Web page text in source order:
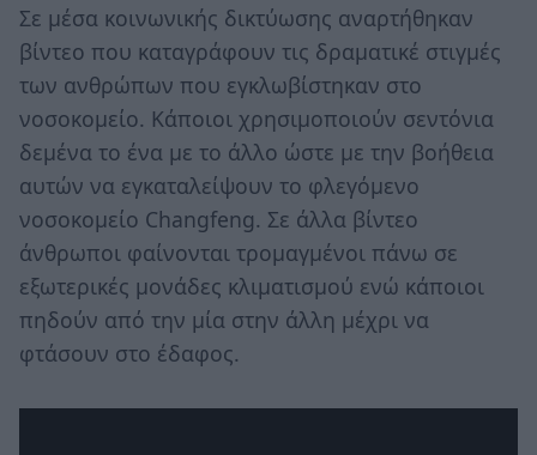
Σε μέσα κοινωνικής δικτύωσης αναρτήθηκαν
βίντεο που καταγράφουν τις δραματικέ στιγμές
των ανθρώπων που εγκλωβίστηκαν στο
νοσοκομείο. Κάποιοι χρησιμοποιούν σεντόνια
δεμένα το ένα με το άλλο ώστε με την βοήθεια
αυτών να εγκαταλείψουν το φλεγόμενο
νοσοκομείο Changfeng. Σε άλλα βίντεο
άνθρωποι φαίνονται τρομαγμένοι πάνω σε
εξωτερικές μονάδες κλιματισμού ενώ κάποιοι
πηδούν από την μία στην άλλη μέχρι να
φτάσουν στο έδαφος.